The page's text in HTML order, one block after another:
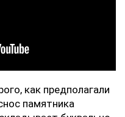
как предполагали
памятника